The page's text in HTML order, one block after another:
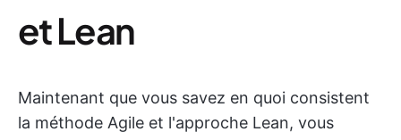
et Lean
Maintenant que vous savez en quoi consistent
la méthode Agile et l'approche Lean, vous